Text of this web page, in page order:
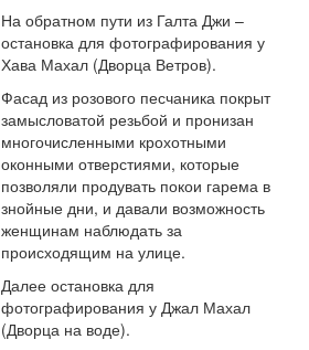
На обратном пути из Галта Джи –
остановка для фотографирования у
Хава Махал (Дворца Ветров).
Фасад из розового песчаника покрыт
замысловатой резьбой и пронизан
многочисленными крохотными
оконными отверстиями, которые
позволяли продувать покои гарема в
знойные дни, и давали возможность
женщинам наблюдать за
происходящим на улице.
Далее остановка для
фотографирования у Джал Махал
(Дворца на воде).